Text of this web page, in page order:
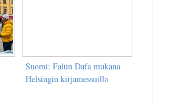
Suomi: Falun Dafa mukana
Helsingin kirjamessuilla